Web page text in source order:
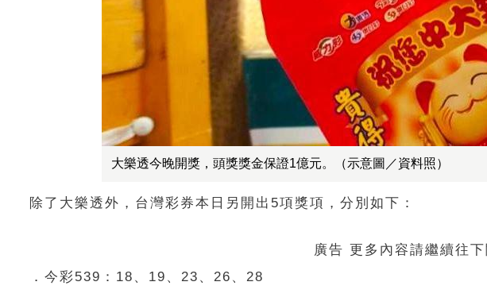
大樂透今晚開獎，頭獎獎金保證1億元。（示意圖／資料照）
除了大樂透外，台灣彩券本日另開出5項獎項，分別如下：
廣告 更多內容請繼續往
．今彩539：18、19、23、26、28